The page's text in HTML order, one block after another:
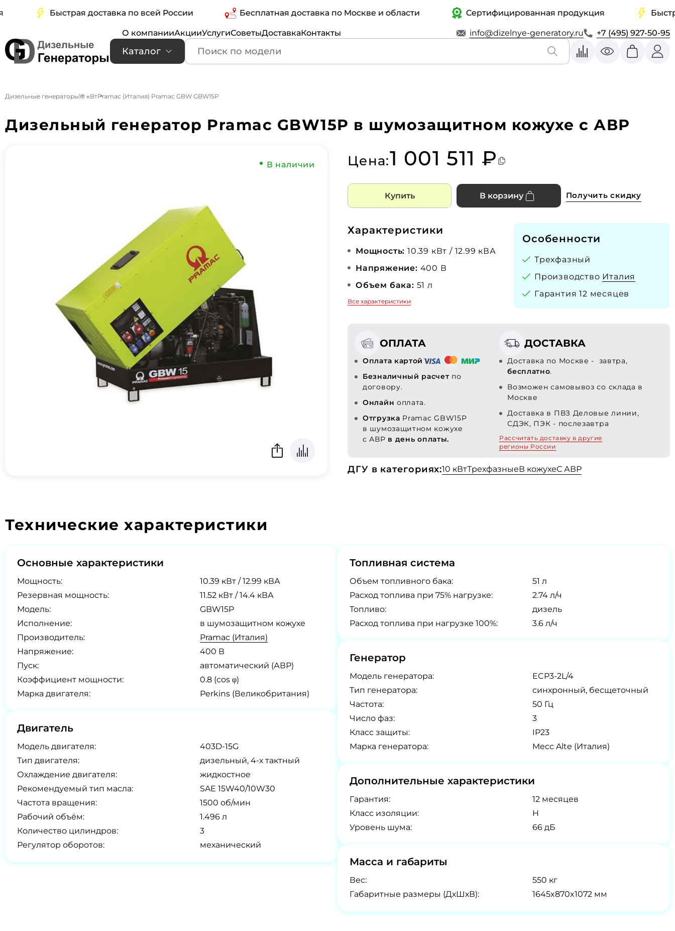
Быстрая доставка по всей России Бесплатная доставка по Москве и области Сертифицированная продукция Быстрая
О компанииАкцииУслугиСоветыДоставкаКонтакты info@dizelnye-generatory.ru +7 (495) 927-50-95
Каталог
Дизельные генераторы10 кВтPramac (Италия) Pramac GBW GBW15P
Дизельный генератор Pramac GBW15P в шумозащитном кожухе с АВР
В наличии Цена:1 001 511 ₽
Купить В корзину Получить скидку
Характеристики
Мощность: 10.39 кВт / 12.99 кВА
Напряжение: 400 В
Объем бака: 51 л
Все характеристики
Особенности
Трехфазный
Производство Италия
Гарантия 12 месяцев
ОПЛАТА
Оплата картой
Безналичный расчет по
договору.
Онлайн оплата.
Отгрузка Pramac GBW15P
в шумозащитном кожухе
с АВР в день оплаты.
ДОСТАВКА
Доставка по Москве - завтра,
бесплатно.
Возможен самовывоз со склада в
Москве
Доставка в ПВЗ Деловые линии,
СДЭК, ПЭК - послезавтра
Рассчитать доставку в другие
регионы России
ДГУ в категориях:10 кВтТрехфазныеВ кожухеС АВР
Технические характеристики
Основные характеристики
Мощность:
10.39 кВт / 12.99 кВА
Резервная мощность:
11.52 кВт / 14.4 кВА
Модель:
GBW15P
Исполнение:
в шумозащитном кожухе
Производитель:
Pramac (Италия)
Напряжение:
400 В
Пуск:
автоматический (АВР)
Коэффициент мощности:
0.8 (cos φ)
Марка двигателя:
Perkins (Великобритания)
Двигатель
Модель двигателя:
403D-15G
Тип двигателя:
дизельный, 4-х тактный
Охлаждение двигателя:
жидкостное
Рекомендуемый тип масла:
SAE 15W40/10W30
Частота вращения:
1500 об/мин
Рабочий объём:
1.496 л
Количество цилиндров:
3
Регулятор оборотов:
механический
Топливная система
Объем топливного бака:
51 л
Расход топлива при 75% нагрузке:
2.74 л/ч
Топливо:
дизель
Расход топлива при нагрузке 100%:
3.6 л/ч
Генератор
Модель генератора:
ECP3-2L/4
Tип генератора:
синхронный, бесщеточный
Частота:
50 Гц
Число фаз:
3
Класс защиты:
IP23
Марка генератора:
Mecc Alte (Италия)
Дополнительные характеристики
Гарантия:
12 месяцев
Класс изоляции:
H
Уровень шума:
66 дБ
Масса и габариты
Вес:
550 кг
Габаритные размеры (ДхШхВ):
1645x870x1072 мм